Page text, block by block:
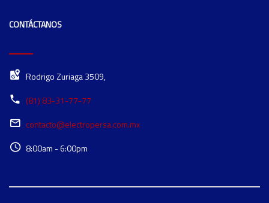
CONTÁCTANOS
Rodrigo Zuriaga 3509,
(81) 83-31-77-77
contacto@electropersa.com.mx
8:00am - 6:00pm